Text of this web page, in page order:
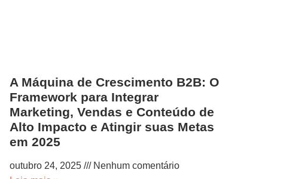
A Máquina de Crescimento B2B: O
Framework para Integrar
Marketing, Vendas e Conteúdo de
Alto Impacto e Atingir suas Metas
em 2025
outubro 24, 2025
Nenhum comentário